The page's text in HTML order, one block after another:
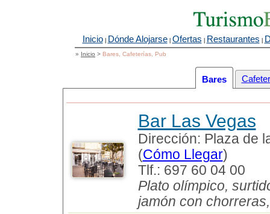
Inicio| Dónde Alojarse| Ofertas | Restaurantes |
» Inicio > Bares, Cafeterías, Pub
Bares
Bar Las Vegas
Dirección: Plaza de
(Cómo Llegar)
Tlf.: 697 60 04 00
Plato olímpico,
jamón con